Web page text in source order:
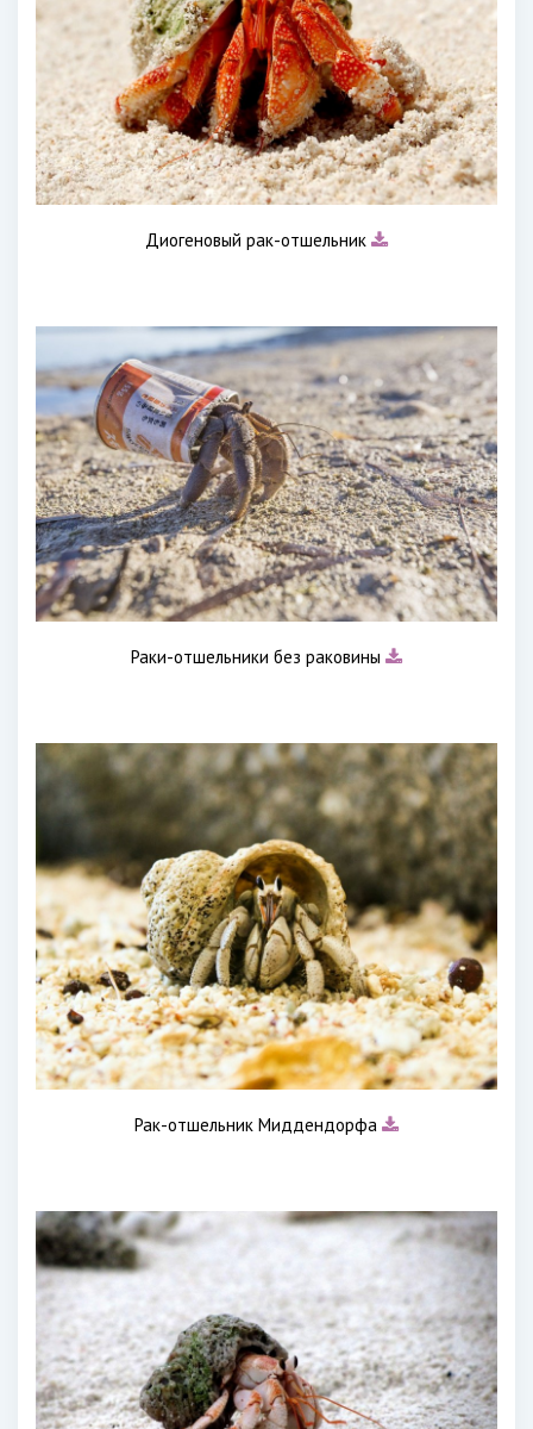
Диогеновый рак-отшельник
Раки-отшельники без раковины
Рак-отшельник Миддендорфа